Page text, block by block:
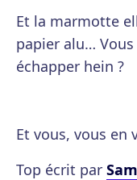
Et la marmotte
papier alu…
échapper hein ?
Et vous, vous en
Top écrit par